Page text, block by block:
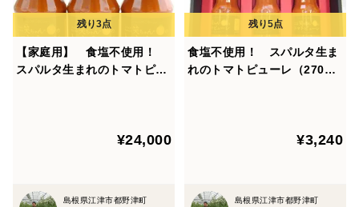
【家庭用】 食塩不使用！
スパルタ生まれのトマトピュ
¥24,000
島根県江津市都野津町
食塩不使用！ スパルタ生ま
れのトマトピューレ（270g×
¥3,240
島根県江津市都野津町